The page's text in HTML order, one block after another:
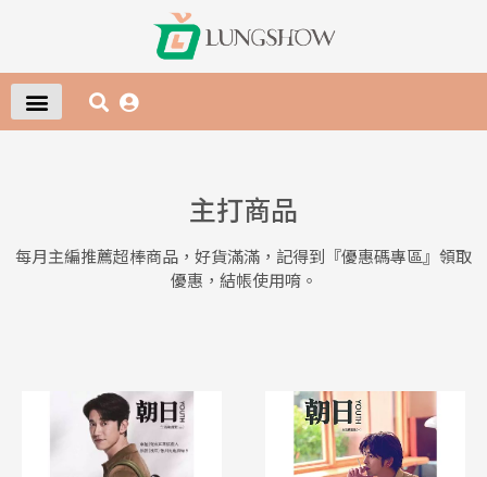
主打商品
每月主編推薦超棒商品，好貨滿滿，記得到『優惠碼專區』領取
優惠，結帳使用唷。